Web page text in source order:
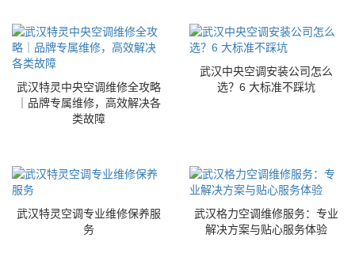
武汉特灵中央空调维修全攻略
｜品牌专属维修，高效解决各
类故障
武汉中央空调安装公司怎么
选？6 大标准不踩坑
武汉特灵空调专业维修保养服
务
武汉格力空调维修服务：专业
解决方案与贴心服务体验